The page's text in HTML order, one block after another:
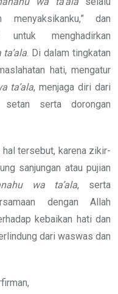
dan
untuk menghadirkan
. Di dalam tingkatan
hati, mengatur
ta’ala, menjaga diri dari
serta dorongan
tersebut, karena zikir-
sanjungan atau pujian
wa ta’ala, serta
dengan Allah
kebaikan hati dan
dari waswas dan